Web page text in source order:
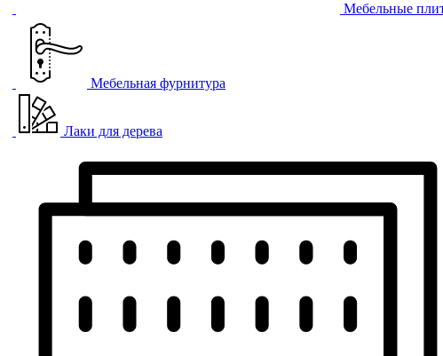
Мебельные
Мебельная фурнитура
Лаки для дерева